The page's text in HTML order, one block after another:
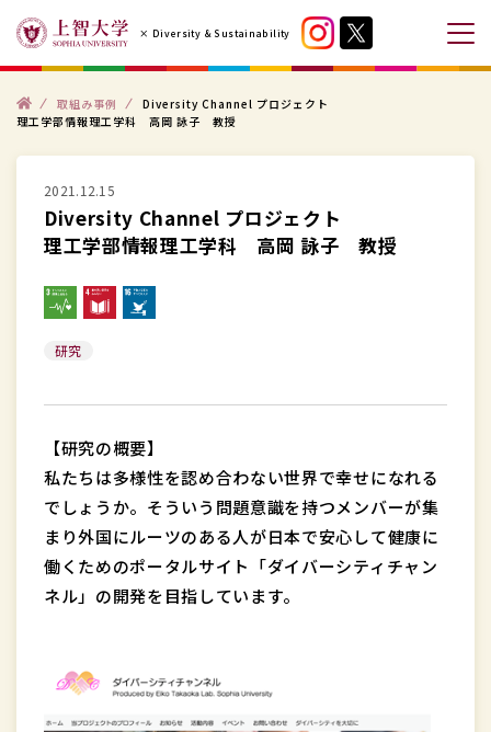
テ
× Diversity & Sustainability
メ
ニ
ト
ッ
プ
取組み事例
Diversity Channel プロジェクト
理工学部情報理工学科 高岡 詠子 教授
2021.12.15
Diversity Channel プロジェクト
理工学部情報理工学科 高岡 詠子 教授
研究
【研究の概要】
私たちは多様性を認め合わない世界で幸せになれる
でしょうか。そういう問題意識を持つメンバーが集
まり外国にルーツのある人が日本で安心して健康に
働くためのポータルサイト「ダイバーシティチャン
ネル」の開発を目指しています。